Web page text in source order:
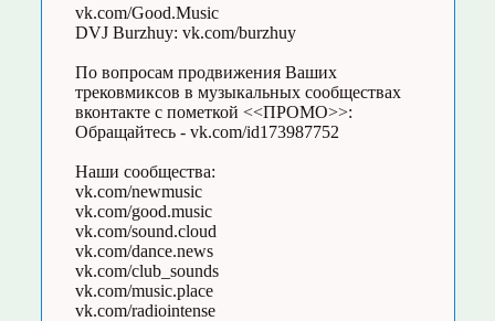
vk.com/Good.Music
DVJ Burzhuy: vk.com/burzhuy
По вопросам продвижения Ваших
трековмиксов в музыкальных сообществах
вконтакте c пометкой <<ПРОМО>>:
Обращайтесь - vk.com/id173987752
Наши сообщества:
vk.com/newmusic
vk.com/good.music
vk.com/sound.cloud
vk.com/dance.news
vk.com/club_sounds
vk.com/music.place
vk.com/radiointense